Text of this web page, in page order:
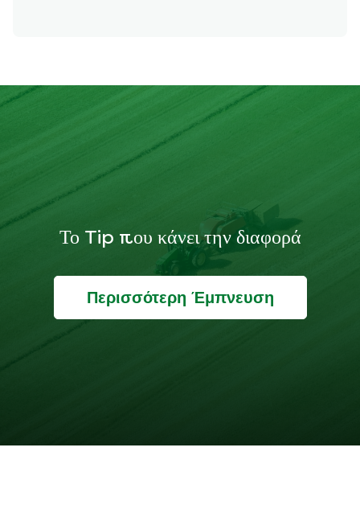
Το Tip που κάνει την διαφορά
Περισσότερη Έμπνευση